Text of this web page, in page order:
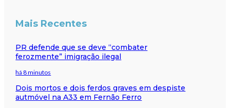
Mais Recentes
PR defende que se deve “combater
ferozmente” imigração ilegal
há 8 minutos
Dois mortos e dois ferdos graves em despiste
autmóvel na A33 em Fernão Ferro